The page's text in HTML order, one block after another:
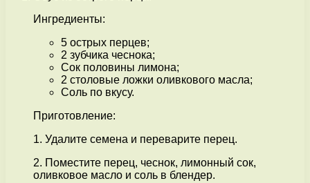
Ингредиенты:
5 острых перцев;
2 зубчика чеснока;
Сок половины лимона;
2 столовые ложки оливкового масла;
Соль по вкусу.
Приготовление:
1. Удалите семена и переварите перец.
2. Поместите перец, чеснок, лимонный сок,
оливковое масло и соль в блендер.